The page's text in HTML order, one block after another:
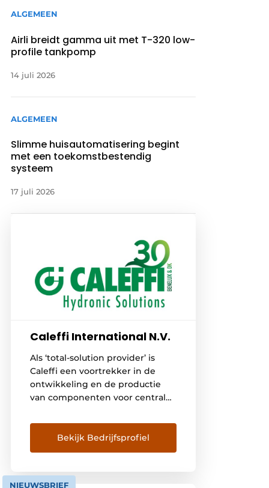
ALGEMEEN
Airli breidt gamma uit met T-320 low-
profile tankpomp
14 juli 2026
ALGEMEEN
Slimme huisautomatisering begint
met een toekomstbestendig
systeem
17 juli 2026
Caleffi International N.V.
Als ‘total-solution provider’ is
Caleffi een voortrekker in de
ontwikkeling en de productie
van componenten voor centrale
en hernieuwbare
energiesystemen. Caleffi streeft
steeds naar efficiënte,
functionerende technische
Bekijk Bedrijfsprofiel
NIEUWSBRIEF